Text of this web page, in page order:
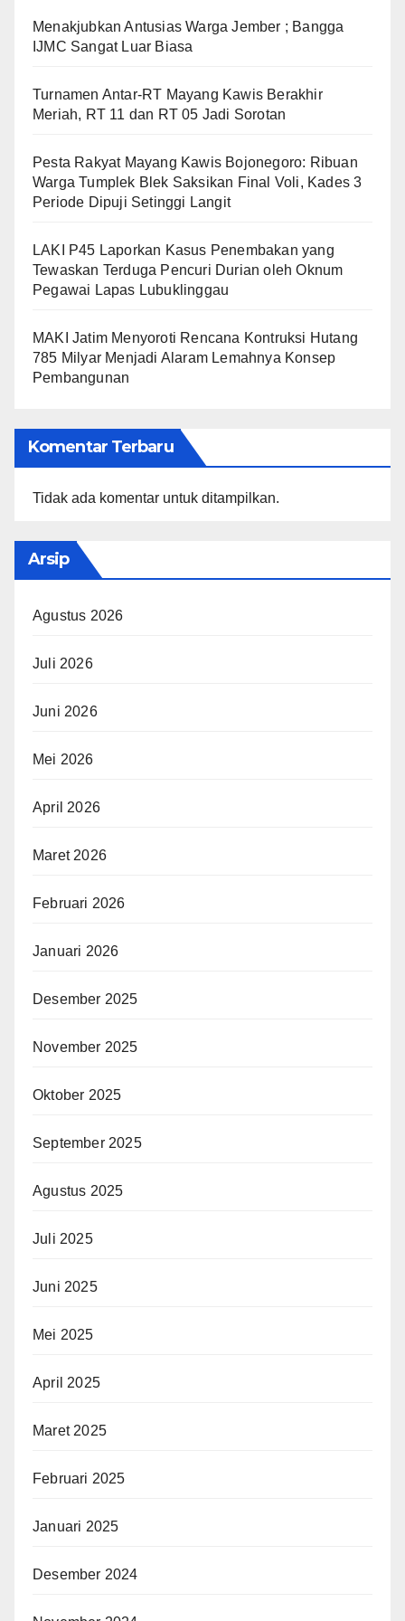
Menakjubkan Antusias Warga Jember ; Bangga
IJMC Sangat Luar Biasa
Turnamen Antar-RT Mayang Kawis Berakhir
Meriah, RT 11 dan RT 05 Jadi Sorotan
​Pesta Rakyat Mayang Kawis Bojonegoro: Ribuan
Warga Tumplek Blek Saksikan Final Voli, Kades 3
Periode Dipuji Setinggi Langit
LAKI P45 Laporkan Kasus Penembakan yang
Tewaskan Terduga Pencuri Durian oleh Oknum
Pegawai Lapas Lubuklinggau
MAKI Jatim Menyoroti Rencana Kontruksi Hutang
785 Milyar Menjadi Alaram Lemahnya Konsep
Pembangunan
Komentar Terbaru
Tidak ada komentar untuk ditampilkan.
Arsip
Agustus 2026
Juli 2026
Juni 2026
Mei 2026
April 2026
Maret 2026
Februari 2026
Januari 2026
Desember 2025
November 2025
Oktober 2025
September 2025
Agustus 2025
Juli 2025
Juni 2025
Mei 2025
April 2025
Maret 2025
Februari 2025
Januari 2025
Desember 2024